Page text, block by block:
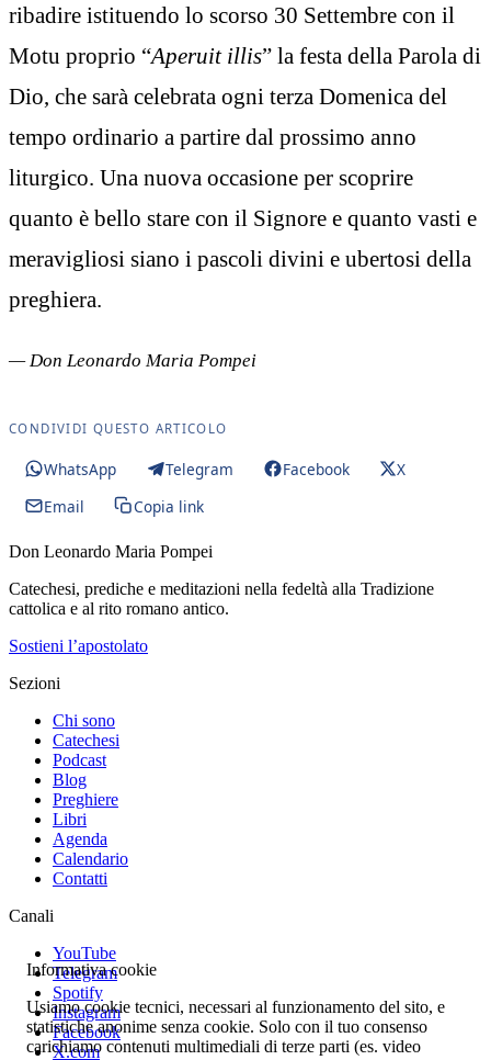
ribadire istituendo lo scorso 30 Settembre con il
Motu proprio “Aperuit illis” la festa della Parola di
Dio, che sarà celebrata ogni terza Domenica del
tempo ordinario a partire dal prossimo anno
liturgico. Una nuova occasione per scoprire
quanto è bello stare con il Signore e quanto vasti e
meravigliosi siano i pascoli divini e ubertosi della
preghiera.
— Don Leonardo Maria Pompei
CONDIVIDI QUESTO ARTICOLO
WhatsApp Telegram Facebook
X
Email
Copia link
Don Leonardo Maria Pompei
Catechesi, prediche e meditazioni nella fedeltà alla Tradizione
cattolica e al rito romano antico.
Sostieni l’apostolato
Sezioni
Chi sono
Catechesi
Podcast
Blog
Preghiere
Libri
Agenda
Calendario
Contatti
Canali
YouTube
Telegram
Spotify
Instagram
Facebook
X.com
Informativa cookie
Usiamo cookie tecnici, necessari al funzionamento del sito, e
statistiche anonime senza cookie. Solo con il tuo consenso
carichiamo contenuti multimediali di terze parti (es. video